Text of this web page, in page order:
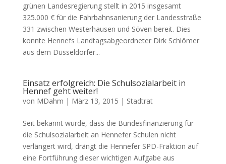
grünen Landesregierung stellt in 2015 insgesamt
325.000 € für die Fahrbahnsanierung der Landesstraße
331 zwischen Westerhausen und Söven bereit. Dies
konnte Hennefs Landtagsabgeordneter Dirk Schlömer
aus dem Düsseldorfer...
Einsatz erfolgreich: Die Schulsozialarbeit in
Hennef geht weiter!
von MDahm | März 13, 2015 | Stadtrat
Seit bekannt wurde, dass die Bundesfinanzierung für
die Schulsozialarbeit an Hennefer Schulen nicht
verlängert wird, drängt die Hennefer SPD-Fraktion auf
eine Fortführung dieser wichtigen Aufgabe aus